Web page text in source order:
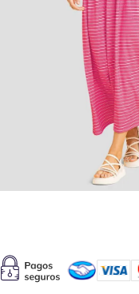
crop top